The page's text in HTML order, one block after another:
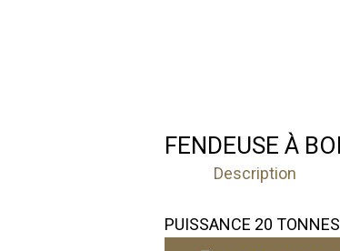
FENDEUSE À
Description
PUISSANCE 20